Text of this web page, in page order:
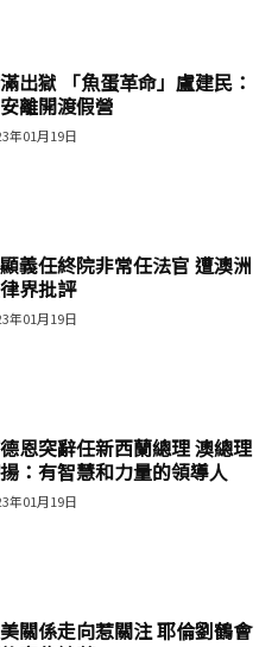
出獄 「魚蛋革命」盧建民：
離開渡假營
年01月19日
義任終院非常任法官 遭澳洲
界批評
年01月19日
恩突辭任新西蘭總理 澳總理
：有智慧和力量的領導人
年01月19日
關係走向惹關注 耶倫劉鶴會